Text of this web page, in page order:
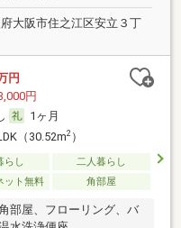
大阪市住之江区安立３丁
円
円
1ヶ月
（30.52m2）
らし
二人暮らし
ット無料 角部屋
部屋、フローリング、バ